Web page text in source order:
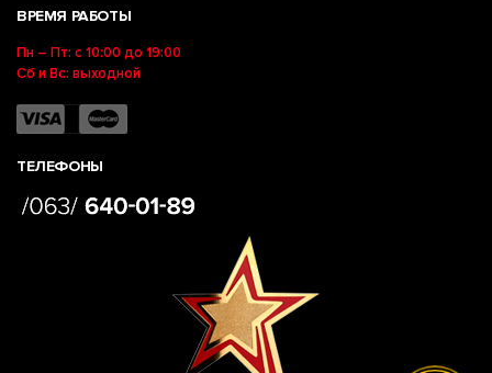
ВРЕМЯ РАБОТЫ
Пн – Пт: с 10:00 до 19:00
Сб и Вс: выходной
ТЕЛЕФОНЫ